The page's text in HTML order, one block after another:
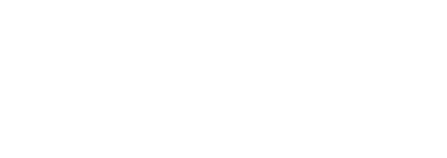
трафика, персонализации сервисов и удобства пользователей. Используя сайт или кликая на «Я согласен», Вы соглашаетесь